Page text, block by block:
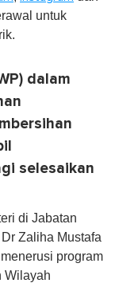
untuk
dalam
selesaikan
di Jabatan
Zaliha Mustafa
program
Wilayah